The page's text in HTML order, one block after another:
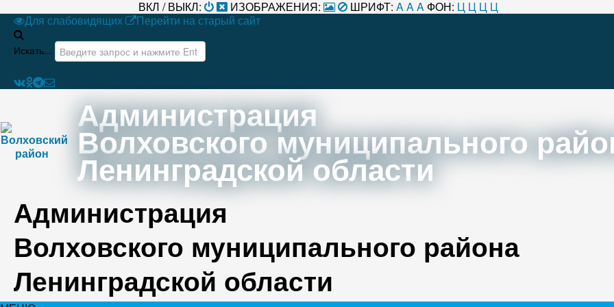
ВКЛ / ВЫКЛ: ИЗОБРАЖЕНИЯ: ШРИФТ: AAA ФОН: Ц Ц Ц Ц
Для слабовидящих
Перейти на старый сайт
Искать...
Администрация
Волховского муниципального
Ленинградской области
Администрация
Волховского муниципального района
Ленинградской области